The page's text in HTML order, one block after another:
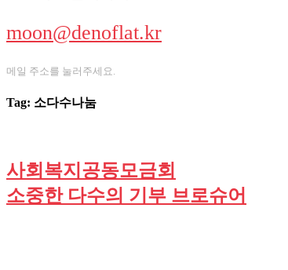
moon@denoflat.kr
메일 주소를 눌러주세요.
Tag: 소다수나눔
사회복지공동모금회
소중한 다수의 기부 브로슈어